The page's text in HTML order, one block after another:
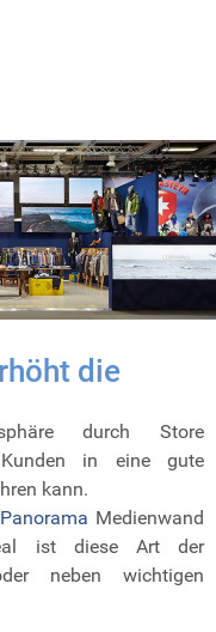
die
durch Store
Kunden in eine gute
kann.
Panorama Medienwand
ist diese Art der
neben wichtigen